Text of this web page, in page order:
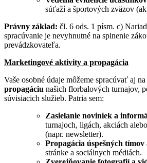
súťaží a športových zväzov
Právny základ: čl. 6 ods. 1 písm. c)
spracúvanie je nevyhnutné na splnenie
prevádzkovateľa.
Marketingové aktivity a propagácia
Vaše osobné údaje môžeme spracúvať aj na
propagáciu našich florbalových turnajov,
súvisiacich služieb. Patria sem:
Zasielanie noviniek a
turnajoch, ligách, akciách
(napr. newsletter).
Propagácia úspešných
stránke a sociálnych médiách.